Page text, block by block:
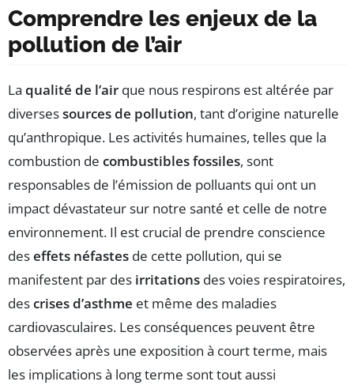
Comprendre les enjeux de la
pollution de l’air
La qualité de l’air que nous respirons est altérée par
diversessources de pollution, tant d’origine naturelle
qu’anthropique. Les activités humaines, telles que la
combustion de combustibles fossiles, sont
responsables de l’émission de polluants qui ont un
impact dévastateur sur notre santé et celle de notre
environnement. Il est crucial de prendre conscience
deseffets néfastes de cette pollution, qui se
manifestent par des irritations des voies respiratoires,
descrises d’asthme et même des maladies
cardiovasculaires. Les conséquences peuvent être
observées après une exposition à court terme, mais
les implications à long terme sont tout aussi